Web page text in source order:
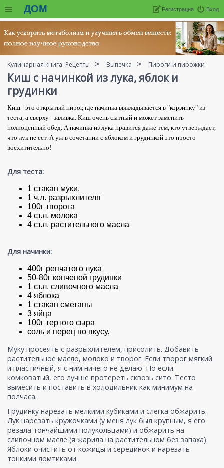
ДОМ Вход
Регистрация
Кулинарная книга. Рецепты Выпечка Пироги и пирожки
Киш с начинкой из лука, яблок и
грудинки
Киш - это открытый пирог, где начинка выкладывается в "корзинку" из
теста, а сверху - заливка. Киш очень сытный и может заменить
полноценный обед. А начинка из лука нравится даже тем, кто утверждает,
что лук не ест. А уж в сочетании с яблоком и грудинкой это просто
восхитительно!
Для теста:
1 стакан муки,
1 ч.л. разрыхлителя
100г творога
4 ст.л. молока
4 ст.л. растительного масла
Для начинки:
400г репчатого лука
50-80г копченой грудинки
1 ст.л. сливочного масла
4 яблока
1 стакан сметаны
3 яйца
100г тертого сыра
соль и перец по вкусу.
Муку просеять с разрыхлителем, присолить. Добавить
растительное масло, молоко и творог. Если творог мягкий
и пластичный, я с ним ничего не делаю. Но если
комковатый, его лучше протереть сквозь сито. Тесто
вымесить и поставить в холодильник как минимум на
полчаса.
Грудинку нарезать мелкими кубиками и слегка обжарить.
Лук нарезать кружочками (у меня лук был крупным, я его
резала тончайшими полукольцами) и обжарить на
сливочном масле (я жарила на растительном без запаха).
Яблоки очистить от кожицы и серединок и нарезать
тонкими ломтиками.